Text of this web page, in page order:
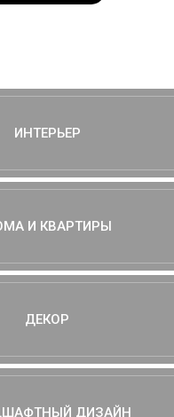
ИНТЕРЬЕР
И КВАРТИРЫ
ДЕКОР
ДИЗАЙН